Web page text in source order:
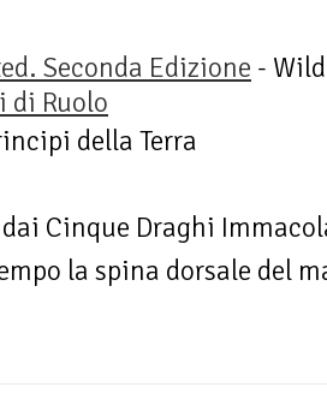
Seconda Edizione -
di Ruolo
della Terra
Cinque Draghi
la spina dorsale del